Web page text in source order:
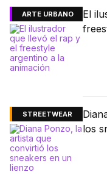
ARTE URBANO
El
STREETWEAR
los